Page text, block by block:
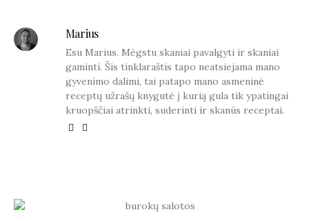
Marius
Esu Marius. Mėgstu skaniai pavalgyti ir skaniai
gaminti. Šis tinklaraštis tapo neatsiejama mano
gyvenimo dalimi, tai patapo mano asmeninė
receptų užrašų knygutė į kurią gula tik ypatingai
kruopščiai atrinkti, suderinti ir skanūs receptai.